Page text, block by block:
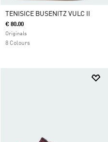
TENISICE BUSENITZ VULC II
€ 80.00
Originals
8 Colours